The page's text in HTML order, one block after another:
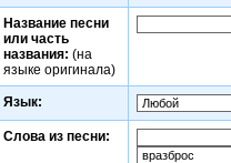
Название песни
или часть
названия: (на
языке оригинала)
Язык:
Слова из песни: